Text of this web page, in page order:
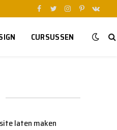
Facebook
TwitterInstagram
Pinterest
CURSUSSEN
laten maken